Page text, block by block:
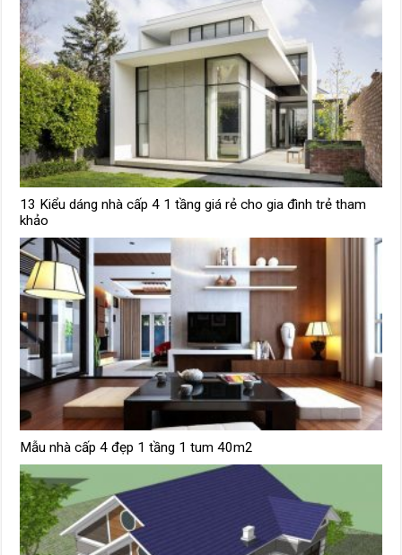
13 Kiểu dáng nhà cấp 4 1 tầng giá rẻ cho gia đình trẻ tham
khảo
Mẫu nhà cấp 4 đẹp 1 tầng 1 tum 40m2